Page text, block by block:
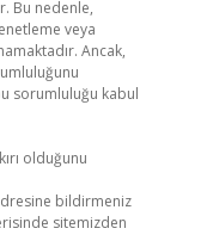
Bu nedenle,
veya
Ancak,
sorumluluğu kabul
olduğunu
bildirmeniz
sitemizden